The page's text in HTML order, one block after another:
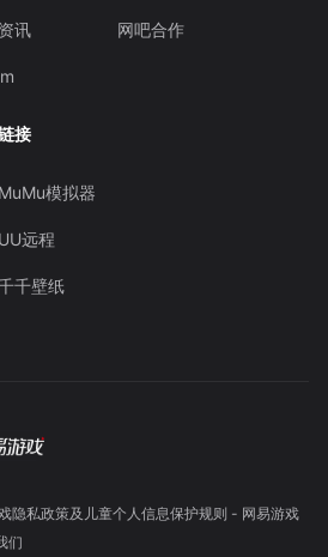
讯 网吧合作
接
模拟器
远程
千壁纸
隐私政策及儿童个人信息保护规则 - 网易游戏
们